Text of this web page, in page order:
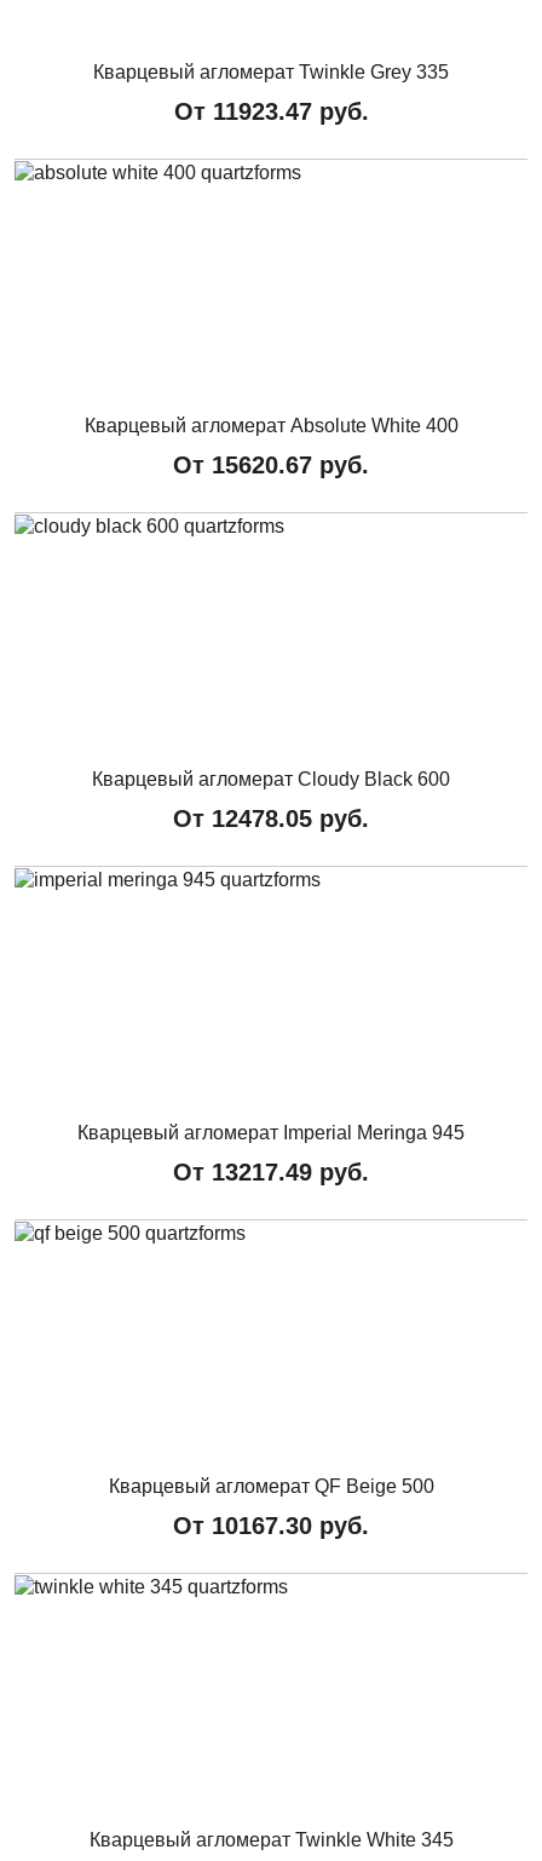
Кварцевый агломерат Twinkle Grey 335
От 11923.47руб.
Кварцевый агломерат Absolute White 400
От 15620.67 руб.
Кварцевый агломерат Cloudy Black 600
От 12478.05 руб.
Кварцевый агломерат Imperial Meringa 945
От 13217.49 руб.
Кварцевый агломерат QF Beige 500
От 10167.30 руб.
Кварцевый агломерат Twinkle White 345